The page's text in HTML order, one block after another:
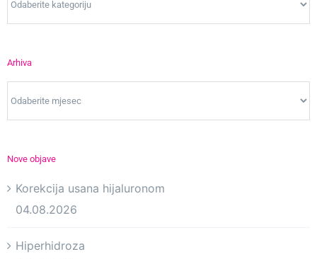
Arhiva
Nove objave
Korekcija usana hijaluronom
04.08.2026
Hiperhidroza